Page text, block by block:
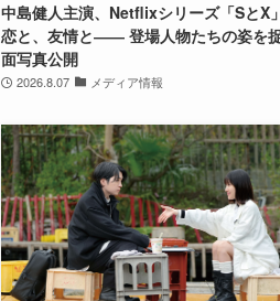
中島健人主演、Netflixシリーズ「SとX
恋と、友情と―― 登場人物たちの姿を
面写真公開
2026.8.07 メディア情報